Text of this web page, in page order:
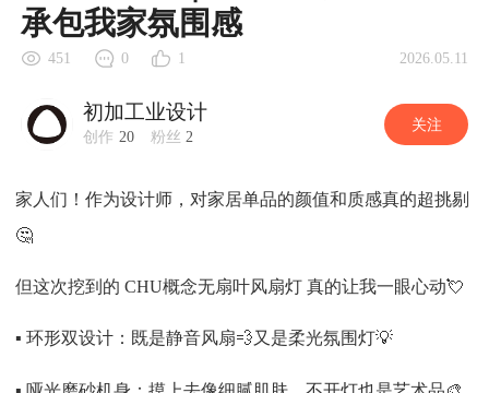
承包我家氛围感
451 0 1 2026.05.11
初加工业设计
创作 20 粉丝 2
关注
家人们！作为设计师，对家居单品的颜值和质感真的超挑剔
🤔
但这次挖到的 CHU概念无扇叶风扇灯 真的让我一眼心动💘
▪️ 环形双设计：既是静音风扇💨又是柔光氛围灯💡